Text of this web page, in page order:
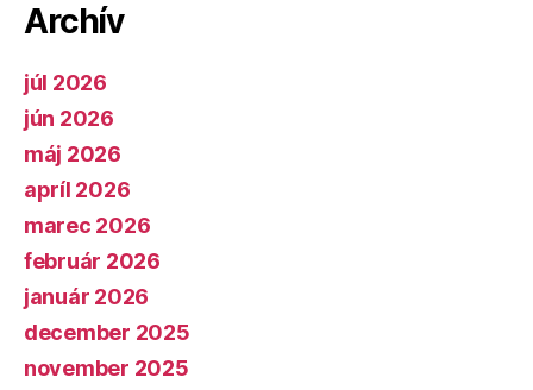
Archív
júl 2026
jún 2026
máj 2026
apríl 2026
marec 2026
február 2026
január 2026
december 2025
november 2025